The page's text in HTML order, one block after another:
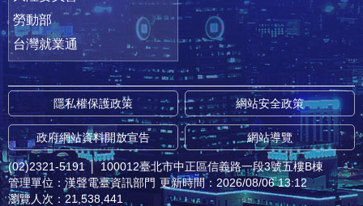
勞動部
台灣就業通
隱私權保護政策 網站安全政策
政府網站資料開放宣告 網站導覽
(02)2321-5191 │ 100012臺北市中正區信義路一段3號五樓B棟
管理單位：漢聲電臺資訊部門 更新時間：2026/08/06 13:12
瀏覽人次：21,538,441